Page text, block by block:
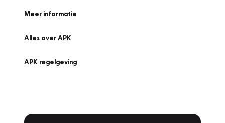
Meer informatie
Alles over APK
APK regelgeving